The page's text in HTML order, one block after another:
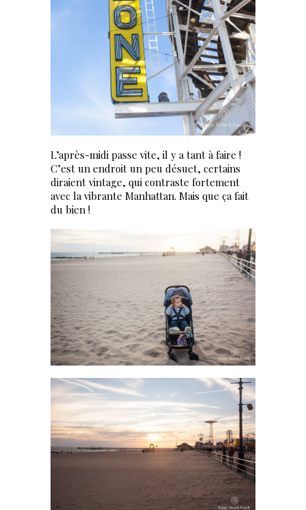
L’après-midi passe vite, il y a tant à faire !
C’est un endroit un peu désuet, certains
diraient vintage, qui contraste fortement
avec la vibrante Manhattan. Mais que ça fait
du bien !